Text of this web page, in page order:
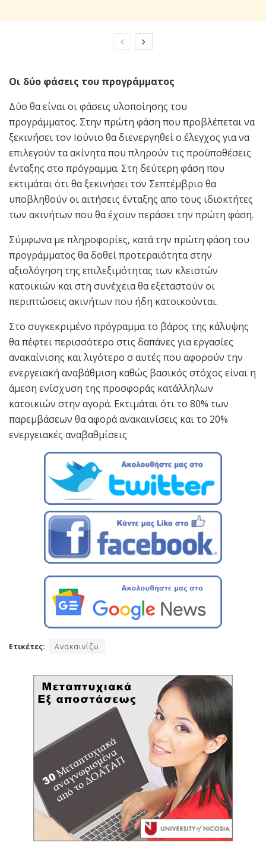
Οι δύο φάσεις του προγράμματος
Δύο θα είναι οι φάσεις υλοποίησης του
προγράμματος. Στην πρώτη φάση που προβλέπεται να
ξεκινήσει τον Ιούνιο θα διενεργηθεί ο έλεγχος για να
επιλεγούν τα ακίνητα που πληρούν τις προϋποθέσεις
ένταξης στο πρόγραμμα. Στη δεύτερη φάση που
εκτιμάται ότι θα ξεκινήσει τον Σεπτέμβριο θα
υποβληθούν οι αιτήσεις ένταξης απο τους ιδιοκτήτες
των ακινήτων που θα έχουν περάσει την πρώτη φάση.
Σύμφωνα με πληροφορίες, κατά την πρώτη φάση του
προγράμματος θα δοθεί προτεραιότητα στην
αξιολόγηση της επιλεξιμότητας των κλειστών
κατοικιών και στη συνέχεια θα εξεταστούν οι
περιπτώσεις ακινήτων που ήδη κατοικούνται.
Στο συγκεκριμένο πρόγραμμα το βάρος της κάλυψης
θα πέφτει περισσότερο στις δαπάνες για εργασίες
ανακαίνισης και λιγότερο σ αυτές που αφορούν την
ενεργειακή αναβάθμιση καθώς βασικός στόχος είναι η
άμεση ενίσχυση της προσφοράς κατάλληλων
κατοικιών στην αγορά. Εκτιμάται ότι το 80% των
παρεμβάσεων θα αφορά ανακαινίσεις και το 20%
ενεργειακές αναβαθμίσεις
Ετικέτες: Ανακαινίζω